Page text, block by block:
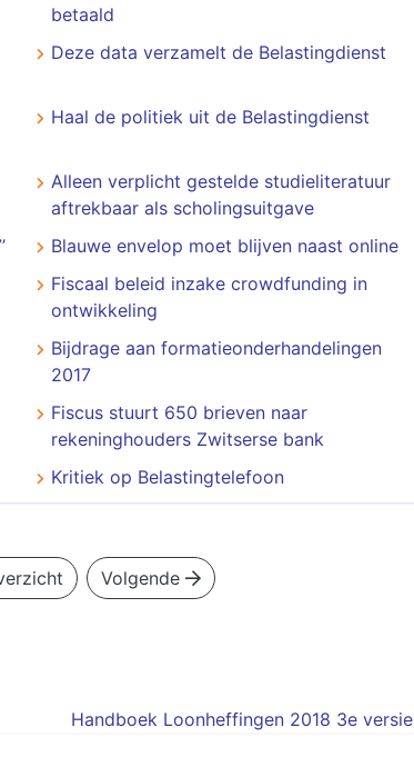
betaald
Deze data verzamelt de Belastingdienst
Haal de politiek uit de Belastingdienst
Alleen verplicht gestelde studieliteratuur
aftrekbaar als scholingsuitgave
Blauwe envelop moet blijven naast online
Fiscaal beleid inzake crowdfunding in
ontwikkeling
Bijdrage aan formatieonderhandelingen
2017
Fiscus stuurt 650 brieven naar
rekeninghouders Zwitserse bank
Kritiek op Belastingtelefoon
Volgende
Handboek Loonheffingen 2018 3e versie